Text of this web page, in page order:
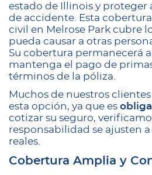
estado de Illinois y proteger
de accidente. Esta
civil en Melrose Park cubre
pueda causar a otras
Su cobertura permanecerá
mantenga el pago de
términos de la póliza.
Muchos de nuestros
esta opción, ya que es
cotizar su seguro,
responsabilidad se ajusten a
reales.
Cobertura Amplia y